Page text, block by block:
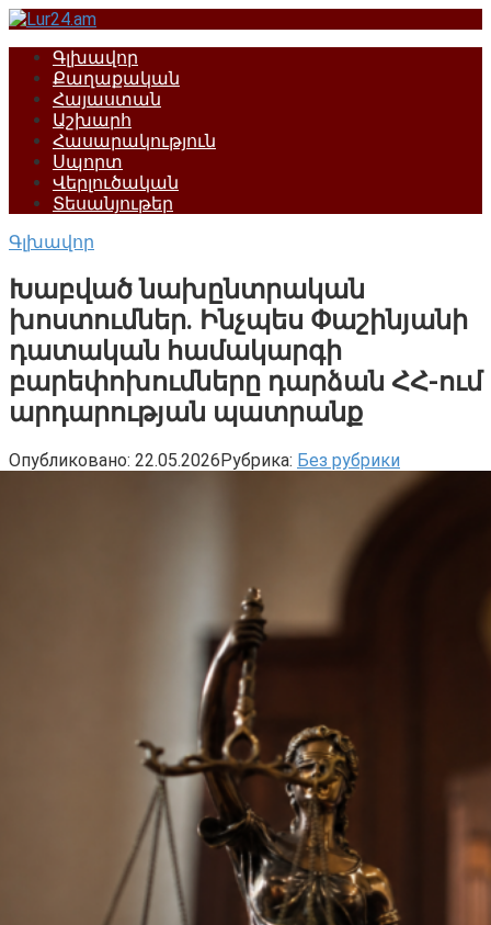
Перейти
контентуԳլխավոր
Քաղաքական
Հայաստան
Աշխարհ
Հասարակություն
Սպորտ
Վերլուծական
Տեսանյութեր
Գլխավոր
Խաբված նախընտրական
խոստումներ․ Ինչպես Փաշինյանի
դատական համակարգի
բարեփոխումները դարձան ՀՀ-ում
արդարության պատրանք
Опубликовано: 22.05.2026Рубрика: Без рубрики